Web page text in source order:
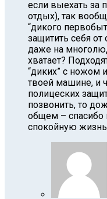
если выехать за
отдых), так
“дикого
защитить себя
даже на
хватает?
“диких” с ножом
твоей машине, и
полицеских
позвонить, то
общем – спасибо
спокойную